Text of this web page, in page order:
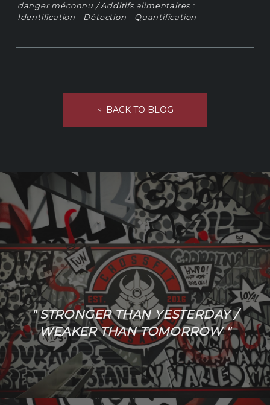
danger méconnu / Additifs alimentaires :
Identification - Détection - Quantification
< BACK TO BLOG
" STRONGER THAN YESTERDAY /
WEAKER THAN TOMORROW "